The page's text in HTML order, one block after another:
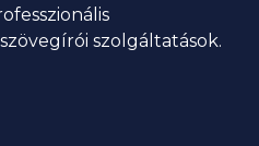
szolgáltatások.